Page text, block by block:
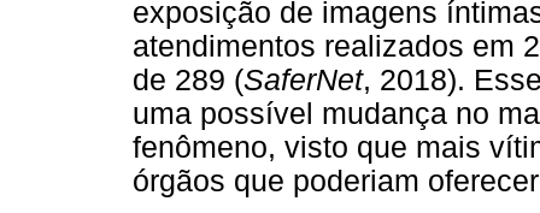
exposição de imagens
atendimentos realizados em
de 289 (SaferNet, 2018).
uma possível mudança no
fenômeno, visto que mais
órgãos que poderiam